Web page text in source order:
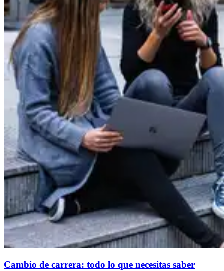
Cambio de carrera: todo lo que necesitas saber